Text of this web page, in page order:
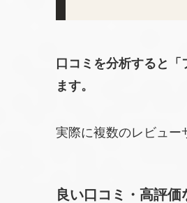
口コミを分析すると
ます。
実際に複数のレビュー
良い口コミ・高評価